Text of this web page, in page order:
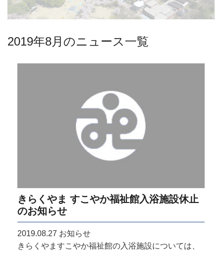
2019年8月のニュース一覧
きらくやま すこやか福祉館入浴施設休止
のお知らせ
2019.08.27 お知らせ
きらくやますこやか福祉館の入浴施設については、